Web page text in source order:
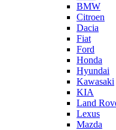
BMW
Citroen
Dacia
Fiat
Ford
Honda
Hyundai
Kawasaki
KIA
Land
Lexus
Mazda